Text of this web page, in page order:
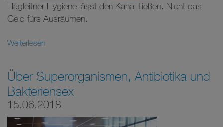
Hagleitner Hygiene lässt den Kanal fließen. Nicht das
Geld fürs Ausräumen.
Weiterlesen
Über Superorganismen, Antibiotika und
Bakteriensex
15.06.2018